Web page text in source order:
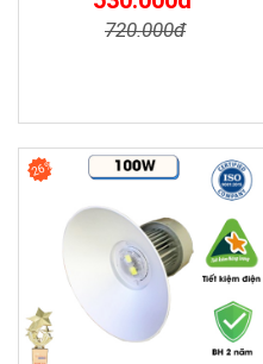
720.000đ
26%